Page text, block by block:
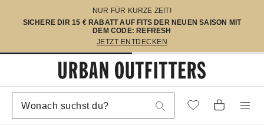
NUR FÜR KURZE ZEIT!
SICHERE DIR 15 € RABATT AUF FITS DER NEUEN SAISON MIT
DEM CODE: REFRESH
JETZT ENTDECKEN